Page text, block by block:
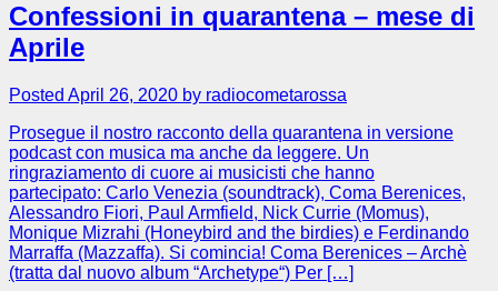
Confessioni in quarantena – mese di
Aprile
Posted April 26, 2020 by radiocometarossa
Prosegue il nostro racconto della quarantena in versione
podcast con musica ma anche da leggere. Un
ringraziamento di cuore ai musicisti che hanno
partecipato: Carlo Venezia (soundtrack), Coma Berenices,
Alessandro Fiori, Paul Armfield, Nick Currie (Momus),
Monique Mizrahi (Honeybird and the birdies) e Ferdinando
Marraffa (Mazzaffa). Si comincia! Coma Berenices – Archè
(tratta dal nuovo album “Archetype“) Per […]